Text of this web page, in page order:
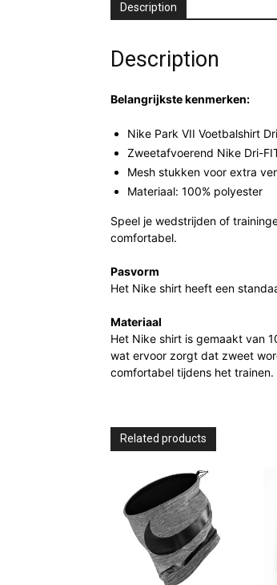
Description
Description
Belangrijkste kenmerken:
Nike Park VII Voetbalshirt
Zweetafvoerend Nike Dri-
Mesh stukken voor extra
Materiaal: 100% polyester
Speel je wedstrijden of
comfortabel.
Pasvorm
Het Nike shirt heeft een
Materiaal
Het Nike shirt is gemaakt van
wat ervoor zorgt dat zweet
comfortabel tijdens het trainen.
Related products